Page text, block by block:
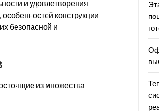
и удовлетворения
конструкции
безопасной и
из множества